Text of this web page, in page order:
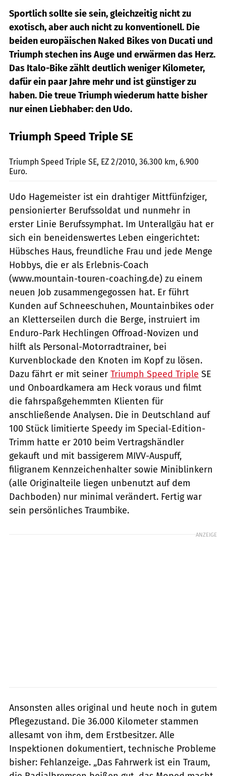
Sportlich sollte sie sein, gleichzeitig nicht zu
exotisch, aber auch nicht zu konventionell. Die
beiden europäischen Naked Bikes von Ducati und
Triumph stechen ins Auge und erwärmen das Herz.
Das Italo-Bike zählt deutlich weniger Kilometer,
dafür ein paar Jahre mehr und ist günstiger zu
haben. Die treue Triumph wiederum hatte bisher
nur einen Liebhaber: den Udo.
Triumph Speed Triple SE
Triumph Speed Triple SE, EZ 2/2010, 36.300 km, 6.900
Euro.
Udo Hagemeister ist ein drahtiger Mittfünfziger,
pensionierter Berufssoldat und nunmehr in
erster Linie Berufssymphat. Im Unterallgäu hat er
sich ein beneidenswertes Leben eingerichtet:
Hübsches Haus, freundliche Frau und jede Menge
Hobbys, die er als Erlebnis-Coach
(www.mountain-touren-coaching.de) zu einem
neuen Job zusammengegossen hat. Er führt
Kunden auf Schneeschuhen, Mountainbikes oder
an Kletterseilen durch die Berge, instruiert im
Enduro-Park Hechlingen Offroad-Novizen und
hilft als Personal-Motorradtrainer, bei
Kurvenblockade den Knoten im Kopf zu lösen.
Dazu fährt er mit seiner Triumph Speed Triple SE
und Onboardkamera am Heck voraus und filmt
die fahrspaßgehemmten Klienten für
anschließende Analysen. Die in Deutschland auf
100 Stück limitierte Speedy im Special-Edition-
Trimm hatte er 2010 beim Vertragshändler
gekauft und mit bassigerem MIVV-Auspuff,
filigranem Kennzeichenhalter sowie Miniblinkern
(alle Originalteile liegen unbenutzt auf dem
Dachboden) nur minimal verändert. Fertig war
sein persönliches Traumbike.
ANZEIGE
Ansonsten alles original und heute noch in gutem
Pflegezustand. Die 36.000 Kilometer stammen
allesamt von ihm, dem Erstbesitzer. Alle
Inspektionen dokumentiert, technische Probleme
bisher: Fehlanzeige. „Das Fahrwerk ist ein Traum,